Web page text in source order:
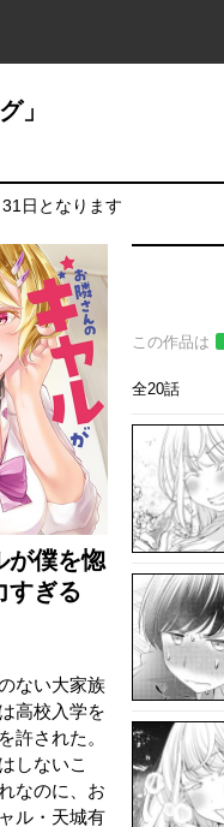
」
日となります
が僕を惚
すぎる
ない大家族
高校入学を
許された。
しないこ
なのに、お
ル・天城有
この作品は
全20話